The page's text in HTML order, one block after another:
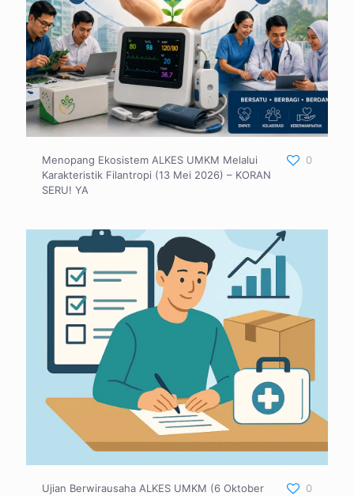
Menopang Ekosistem ALKES UMKM Melalui
Karakteristik Filantropi (13 Mei 2026) – KORAN
SERU! YA
0
Ujian Berwirausaha ALKES UMKM (6 Oktober
0